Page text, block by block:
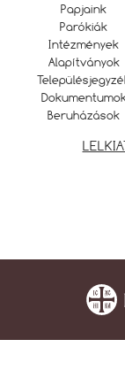
Papjaink
Parókiák
Intézmények
Alapítványok
Beruházások